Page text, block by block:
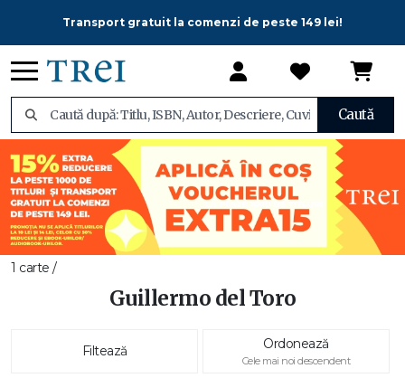
Transport gratuit la comenzi de peste 149 lei!
Caută
1 carte /
Guillermo del Toro
Filtează Ordonează
Cele mai noi descendent